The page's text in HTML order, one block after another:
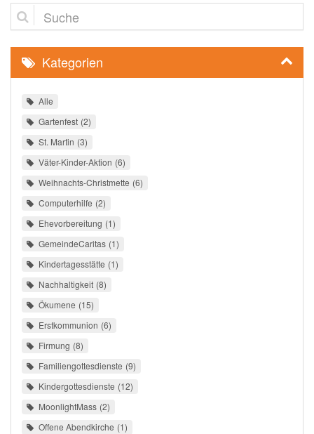
Suche
Kategorien
Alle
Gartenfest 2
St. Martin 3
Väter-Kinder-Aktion 6
Weihnachts-Christmette 6
Computerhilfe 2
Ehevorbereitung 1
GemeindeCaritas 1
Kindertagesstätte 1
Nachhaltigkeit 8
Ökumene 15
Erstkommunion 6
Firmung 8
Familiengottesdienste 9
Kindergottesdienste 12
MoonlightMass 2
Offene Abendkirche 1